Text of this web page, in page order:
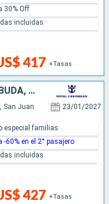
417 +Tasas
30% Off
incluidas
SAN MARTÍN, ANTIGUA Y BARBUDA, PUERTO RICO
San Juan 23/01/2027
427 +Tasas
especial familias
-60% en el 2° pasajero
incluidas